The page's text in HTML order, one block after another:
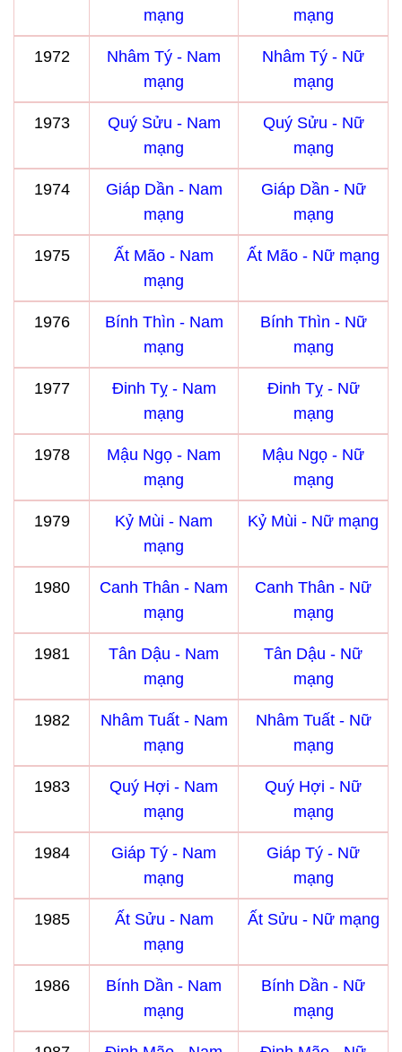
mạng
mạng
1972
Nhâm Tý - Nam
mạng
Nhâm Tý - Nữ
mạng
1973
Quý Sửu - Nam
mạng
Quý Sửu - Nữ
mạng
1974
Giáp Dần - Nam
mạng
Giáp Dần - Nữ
mạng
1975
Ất Mão - Nam
mạng
Ất Mão - Nữ mạng
1976
Bính Thìn - Nam
mạng
Bính Thìn - Nữ
mạng
1977
Đinh Tỵ - Nam
mạng
Đinh Tỵ - Nữ
mạng
1978
Mậu Ngọ - Nam
mạng
Mậu Ngọ - Nữ
mạng
1979
Kỷ Mùi - Nam
mạng
Kỷ Mùi - Nữ mạng
1980
Canh Thân - Nam
mạng
Canh Thân - Nữ
mạng
1981
Tân Dậu - Nam
mạng
Tân Dậu - Nữ
mạng
1982
Nhâm Tuất - Nam
mạng
Nhâm Tuất - Nữ
mạng
1983
Quý Hợi - Nam
mạng
Quý Hợi - Nữ
mạng
1984
Giáp Tý - Nam
mạng
Giáp Tý - Nữ
mạng
1985
Ất Sửu - Nam
mạng
Ất Sửu - Nữ mạng
1986
Bính Dần - Nam
mạng
Bính Dần - Nữ
mạng